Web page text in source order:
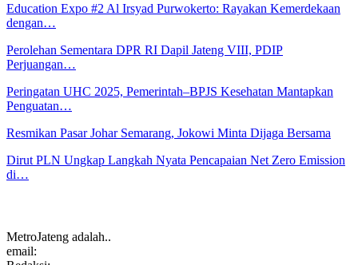
Education Expo #2 Al Irsyad Purwokerto: Rayakan Kemerdekaan
dengan…
Perolehan Sementara DPR RI Dapil Jateng VIII, PDIP
Perjuangan…
Peringatan UHC 2025, Pemerintah–BPJS Kesehatan Mantapkan
Penguatan…
Resmikan Pasar Johar Semarang, Jokowi Minta Dijaga Bersama
Dirut PLN Ungkap Langkah Nyata Pencapaian Net Zero Emission
di…
MetroJateng adalah..
email: